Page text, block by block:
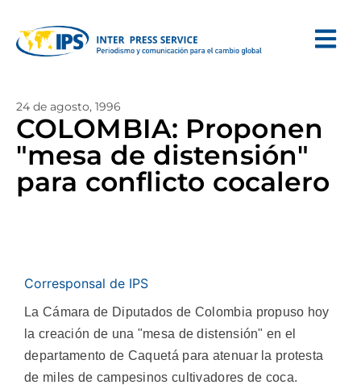
24 de agosto, 1996
COLOMBIA: Proponen
"mesa de distensión"
para conflicto cocalero
Corresponsal de IPS
La Cámara de Diputados de Colombia propuso hoy
la creación de una "mesa de distensión" en el
departamento de Caquetá para atenuar la protesta
de miles de campesinos cultivadores de coca.